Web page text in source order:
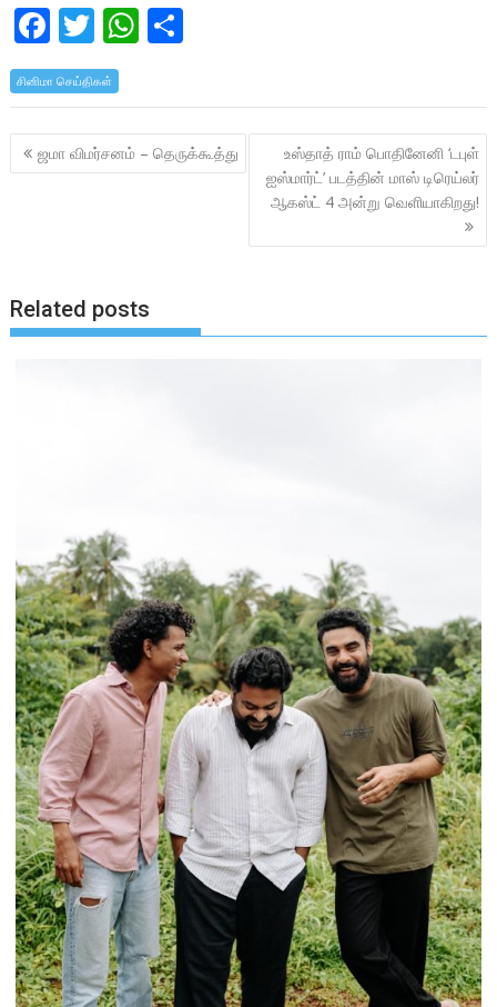
F
ac
e
b
o
T
w
itt
er
W
at
s
A
ar
e
சினிமா செய்திகள்
Post
navigation
ஜமா விமர்சனம் – தெருக்கூத்து
உஸ்தாத் ராம் பொதினேனி ‘டபுள்
ஐஸ்மார்ட்’ படத்தின் மாஸ் டிரெய்லர்
ஆகஸ்ட் 4 அன்று வெளியாகிறது!
Related posts